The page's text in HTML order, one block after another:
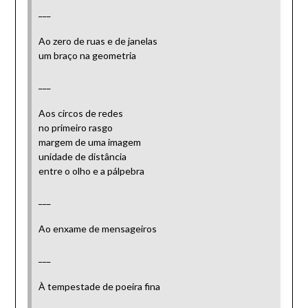
Ao zero de ruas e de janelas
um braço na geometria
Aos circos de redes
no primeiro rasgo
margem de uma imagem
unidade de distância
entre o olho e a pálpebra
Ao enxame de mensageiros
À tempestade de poeira fina